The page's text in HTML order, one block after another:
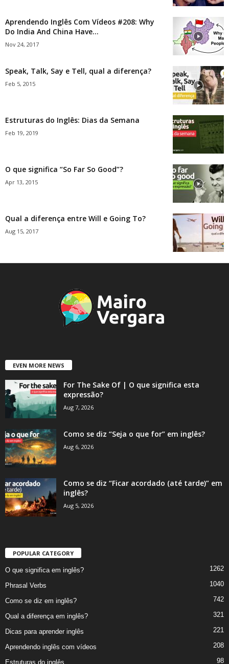
Aprendendo Inglês Com Vídeos #208: Why
Do India And China Have...
Nov 24, 2017
Speak, Talk, Say e Tell, qual a diferença?
Feb 5, 2015
Estruturas do Inglês: Dias da Semana
Feb 19, 2019
O que significa “So Far So Good”?
Apr 13, 2015
Qual a diferença entre Will e Going To?
Aug 15, 2017
EVEN MORE NEWS
For The Sake Of | O que significa esta
expressão?
Aug 7, 2026
Como se diz “Seja o que for” em inglês?
Aug 6, 2026
Como se diz “Ficar acordado (até tarde)” em
inglês?
Aug 5, 2026
POPULAR CATEGORY
O que significa em inglês? 1262
Phrasal Verbs 1040
Como se diz em inglês? 742
Qual a diferença em inglês? 321
Dicas para aprender inglês 221
Aprendendo inglês com vídeos 208
Estruturas do inglês 98